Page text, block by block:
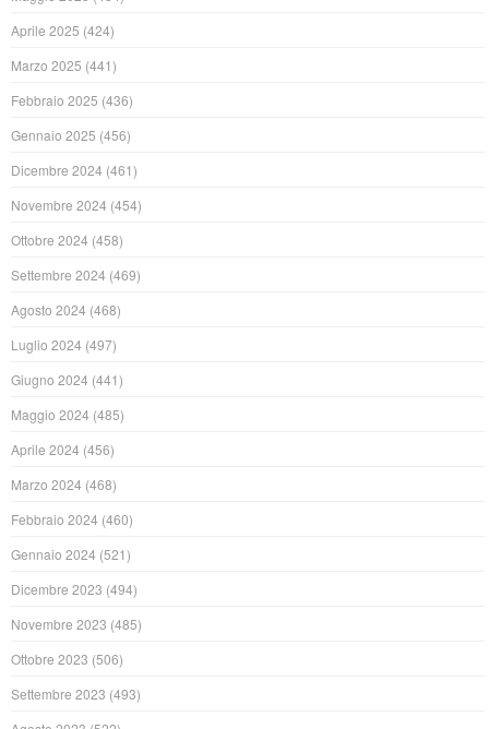
Aprile 2025 (424)
Marzo 2025 (441)
Febbraio 2025 (436)
Gennaio 2025 (456)
Dicembre 2024 (461)
Novembre 2024 (454)
Ottobre 2024 (458)
Settembre 2024 (469)
Agosto 2024 (468)
Luglio 2024 (497)
Giugno 2024 (441)
Maggio 2024 (485)
Aprile 2024 (456)
Marzo 2024 (468)
Febbraio 2024 (460)
Gennaio 2024 (521)
Dicembre 2023 (494)
Novembre 2023 (485)
Ottobre 2023 (506)
Settembre 2023 (493)